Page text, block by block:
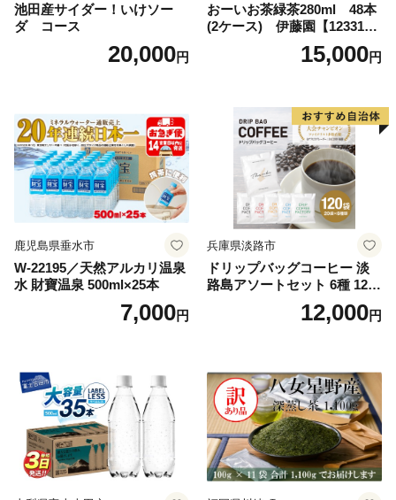
池田産サイダー！いけソー
ダ コース
20,000円
おーいお茶緑茶280ml 48本
(2ケース) 伊藤園【123317
15,000円
鹿児島県垂水市
W-22195／天然アルカリ温泉
水 財寶温泉 500ml×25本
7,000円
兵庫県淡路市
ドリップバッグコーヒー 淡
路島アソートセット 6種 120
袋 飲み比べ コーヒー
12,000円